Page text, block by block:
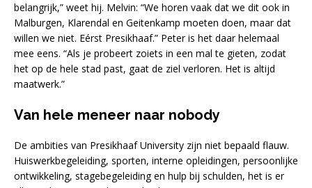
belangrijk,” weet hij. Melvin: “We horen vaak dat we dit ook in
Malburgen, Klarendal en Geitenkamp moeten doen, maar dat
willen we niet. Eérst Presikhaaf.” Peter is het daar helemaal
mee eens. “Als je probeert zoiets in een mal te gieten, zodat
het op de hele stad past, gaat de ziel verloren. Het is altijd
maatwerk.”
Van hele meneer naar nobody
De ambities van Presikhaaf University zijn niet bepaald flauw.
Huiswerkbegeleiding, sporten, interne opleidingen, persoonlijke
ontwikkeling, stagebegeleiding en hulp bij schulden, het is er